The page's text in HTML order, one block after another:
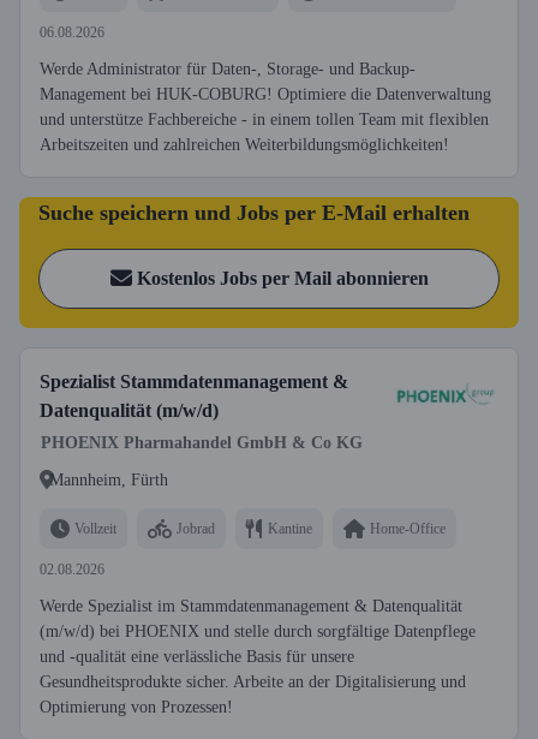
06.08.2026
Werde Administrator für Daten-, Storage- und Backup-
Management bei HUK-COBURG! Optimiere die Datenverwaltung
und unterstütze Fachbereiche - in einem tollen Team mit flexiblen
Arbeitszeiten und zahlreichen Weiterbildungsmöglichkeiten!
Suche speichern und Jobs per E-Mail erhalten
Kostenlos Jobs per Mail abonnieren
Spezialist Stammdatenmanagement &
Datenqualität (m/w/d)
PHOENIX Pharmahandel GmbH & Co KG
Mannheim, Fürth
Vollzeit Jobrad Kantine Home-Office
02.08.2026
Werde Spezialist im Stammdatenmanagement & Datenqualität
(m/w/d) bei PHOENIX und stelle durch sorgfältige Datenpflege
und -qualität eine verlässliche Basis für unsere
Gesundheitsprodukte sicher. Arbeite an der Digitalisierung und
Optimierung von Prozessen!